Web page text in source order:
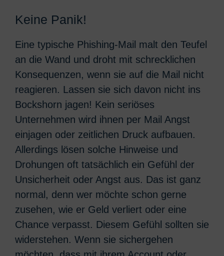
Keine Panik!
Eine typische Phishing-Mail malt den Teufel
an die Wand und droht mit schrecklichen
Konsequenzen, wenn sie auf die Mail nicht
reagieren. Lassen sie sich davon nicht ins
Bockshorn jagen! Kein seriöses
Unternehmen wird ihnen per Mail Angst
einjagen oder zeitlichen Druck aufbauen.
Allerdings lösen solche Hinweise und
Drohungen oft tatsächlich ein Gefühl der
Unsicherheit oder Angst aus. Das ist ganz
normal, denn wer möchte schon gerne
zusehen, wie er Geld verliert oder eine
Chance verpasst. Diesem Gefühl sollten sie
widerstehen. Wenn sie sichergehen